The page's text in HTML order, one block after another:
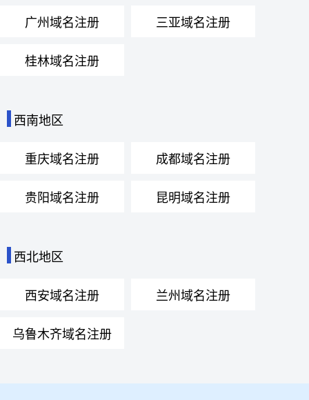
广州域名注册 三亚域名注册
桂林域名注册
西南地区
重庆域名注册 成都域名注册
贵阳域名注册 昆明域名注册
西北地区
西安域名注册 兰州域名注册
乌鲁木齐域名注册